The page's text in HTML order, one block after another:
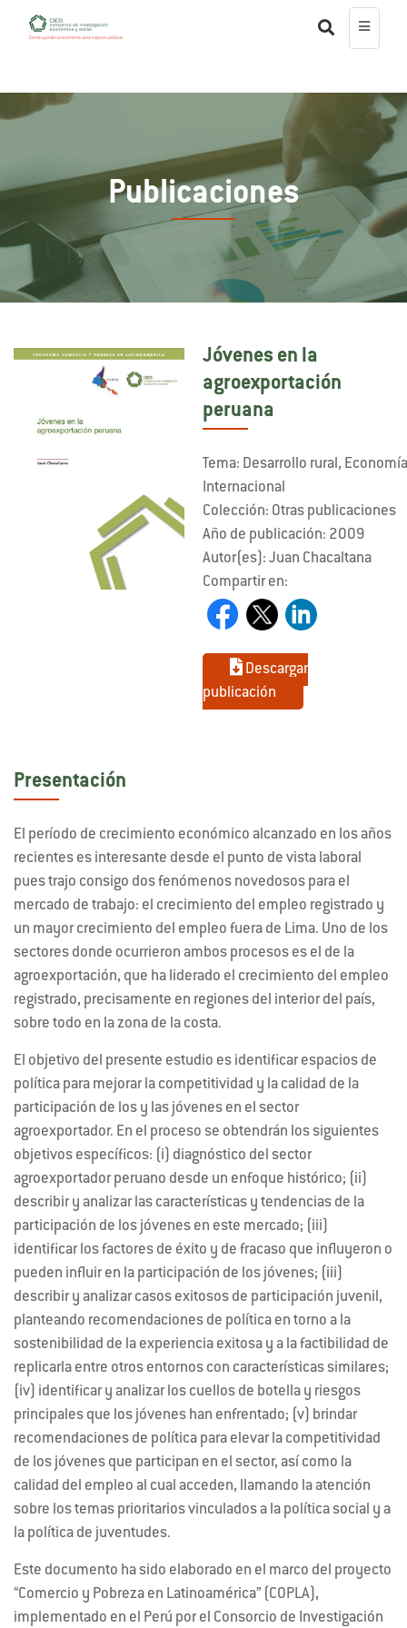
Publicaciones
Jóvenes en la
agroexportación
peruana
Tema: Desarrollo rural,
Internacional
Colección: Otras publicaciones
Año de publicación: 2009
Autor(es): Juan Chacaltana
Compartir en:
Descargar
publicación
Presentación
El período de crecimiento económico alcanzado en los años
recientes es interesante desde el punto de vista laboral
pues trajo consigo dos fenómenos novedosos para el
mercado de trabajo: el crecimiento del empleo registrado y
un mayor crecimiento del empleo fuera de Lima. Uno de los
sectores donde ocurrieron ambos procesos es el de la
agroexportación, que ha liderado el crecimiento del empleo
registrado, precisamente en regiones del interior del país,
sobre todo en la zona de la costa.
El objetivo del presente estudio es identificar espacios de
política para mejorar la competitividad y la calidad de la
participación de los y las jóvenes en el sector
agroexportador. En el proceso se obtendrán los siguientes
objetivos específicos: (i) diagnóstico del sector
agroexportador peruano desde un enfoque histórico; (ii)
describir y analizar las características y tendencias de la
participación de los jóvenes en este mercado; (iii)
identificar los factores de éxito y de fracaso que influyeron o
pueden influir en la participación de los jóvenes; (iii)
describir y analizar casos exitosos de participación juvenil,
planteando recomendaciones de política en torno a la
sostenibilidad de la experiencia exitosa y a la factibilidad de
replicarla entre otros entornos con características similares;
(iv) identificar y analizar los cuellos de botella y riesgos
principales que los jóvenes han enfrentado; (v) brindar
recomendaciones de política para elevar la competitividad
de los jóvenes que participan en el sector, así como la
calidad del empleo al cual acceden, llamando la atención
sobre los temas prioritarios vinculados a la política social y a
la política de juventudes.
Este documento ha sido elaborado en el marco del proyecto
“Comercio y Pobreza en Latinoamérica” (COPLA),
implementado en el Perú por el Consorcio de Investigación